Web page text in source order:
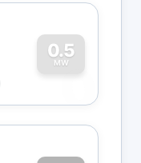
0.5
MW
0